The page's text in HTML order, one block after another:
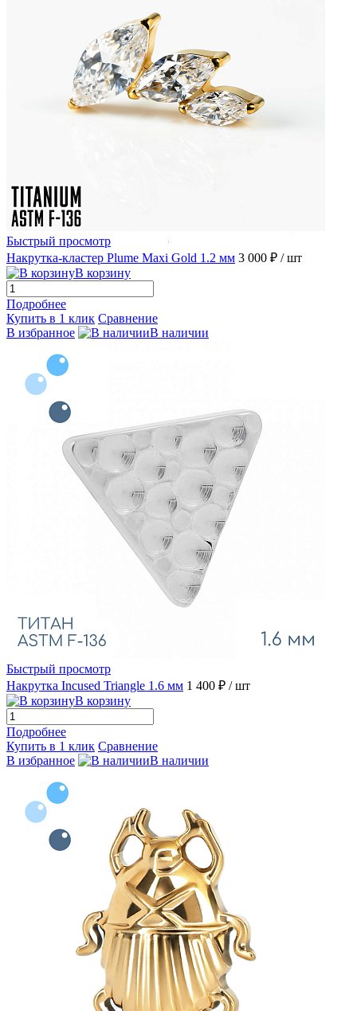
Быстрый просмотр
Накрутка-кластер Plume Maxi Gold 1.2 мм 3 000 ₽ / шт
В корзину
Подробнее
Купить в 1 клик Сравнение
В избранное
В наличии
Быстрый просмотр
Накрутка Incused Triangle 1.6 мм 1 400 ₽ / шт
В корзину
Подробнее
Купить в 1 клик Сравнение
В избранное
В наличии